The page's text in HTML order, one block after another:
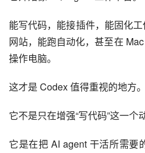
能写代码，能接插件，能固化
网站，能跑自动化，甚至在
操作电脑。
这才是 Codex 值得重视的地方。
它不是只在增强“写代码”这一个
它是在把 AI agent 干活所需要